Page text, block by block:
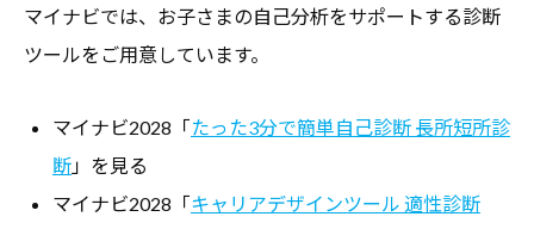
マイナビでは、お子さまの自己分析をサポートする診断
ツールをご用意しています。
マイナビ2028「たった3分で簡単自己診断 長所短所診
断 」を見る
マイナビ2028「キャリアデザインツール 適性診断